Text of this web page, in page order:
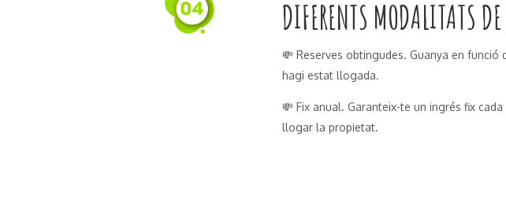
DIFERENTS MODALITATS
💸 Reserves obtingudes. Guanya en
hagi estat llogada.
💸 Fix anual. Garanteix-te un ingrés fix
llogar la propietat.